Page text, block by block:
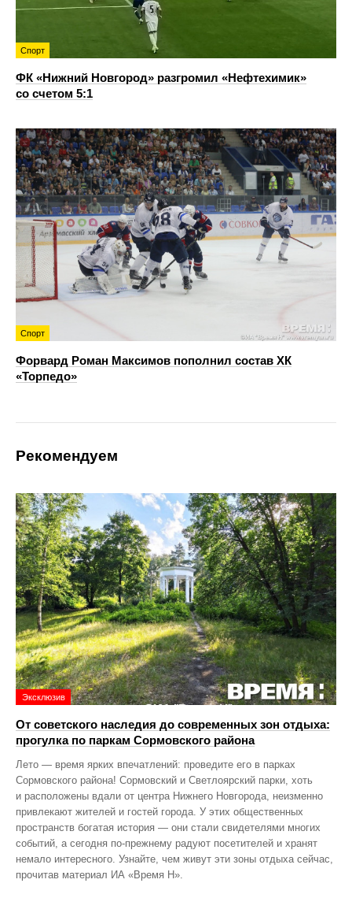
Спорт
ФК «Нижний Новгород» разгромил «Нефтехимик»
со счетом 5:1
Спорт
Форвард Роман Максимов пополнил состав ХК
«Торпедо»
Рекомендуем
Эксклюзив
От советского наследия до современных зон отдыха:
прогулка по паркам Сормовского района
Лето — время ярких впечатлений: проведите его в парках
Сормовского района! Сормовский и Светлоярский парки, хоть
и расположены вдали от центра Нижнего Новгорода, неизменно
привлекают жителей и гостей города. У этих общественных
пространств богатая история — они стали свидетелями многих
событий, а сегодня по‑прежнему радуют посетителей и хранят
немало интересного. Узнайте, чем живут эти зоны отдыха сейчас,
прочитав материал ИА «Время Н».